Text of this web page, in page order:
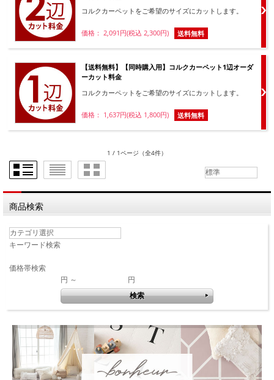
コルクカーペットをご希望のサイズにカットします。
価格： 2,091円(税込 2,300円) 送料無料
【送料無料】【同時購入用】コルクカーペット1辺オーダ
ーカット料金
コルクカーペットをご希望のサイズにカットします。
価格： 1,637円(税込 1,800円) 送料無料
1 / 1ページ （全4件）
商品検索
キーワード検索
価格帯検索
円 ～
円